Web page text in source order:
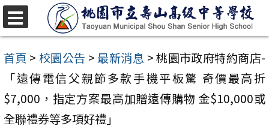
跳
至
主
內
容
首頁 > 校園公告 >最新消息 >桃園市政府特約商店-
「遠傳電信父親節多款手機平板驚 奇價最高折
$7,000，指定方案最高加贈遠傳購物 金$10,000或
全聯禮券等多項好禮」
選
單